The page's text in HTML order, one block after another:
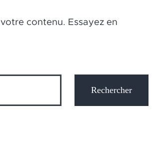
contenu. Essayez en